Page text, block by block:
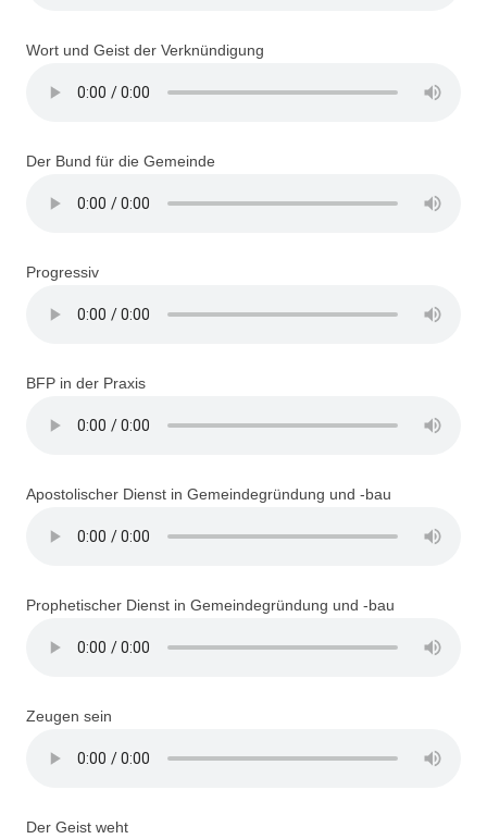
Wort und Geist der Verknündigung
Der Bund für die Gemeinde
Progressiv
BFP in der Praxis
Apostolischer Dienst in Gemeindegründung und -bau
Prophetischer Dienst in Gemeindegründung und -bau
Zeugen sein
Der Geist weht